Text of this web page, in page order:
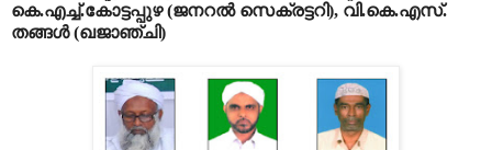
കെ.എച്ച്.കോട്ടപ്പുഴ (ജനറല്‍ സെക്രട്ടറി), വി.കെ.എസ്.
തങ്ങള്‍ (ഖജാഞ്ചി)